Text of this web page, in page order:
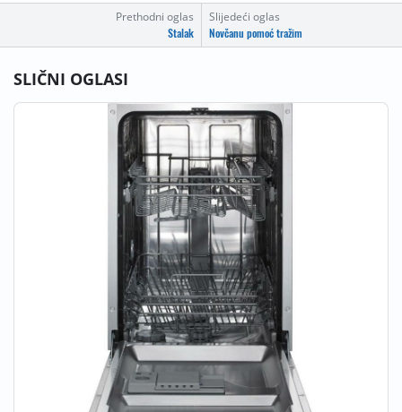
Prethodni oglas
Stalak
Slijedeći oglas
Novčanu pomoć tražim
SLIČNI OGLASI